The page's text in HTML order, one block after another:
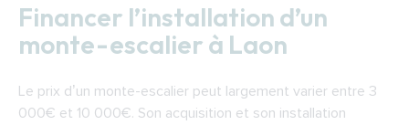
Financer l’installation d’un
monte-escalier à Laon
Le prix d’un monte-escalier peut largement varier entre 3
000€ et 10 000€. Son acquisition et son installation